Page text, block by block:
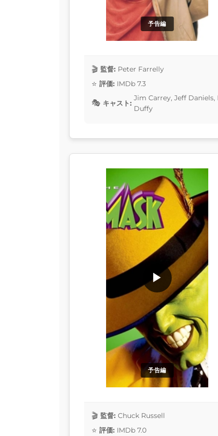
予告編
監督: Peter Farrelly
評価: IMDb 7.3
キャスト:
Jim Carrey, Jeff Daniels,
Duffy
予告編
▶
監督: Chuck Russell
評価: IMDb 7.0